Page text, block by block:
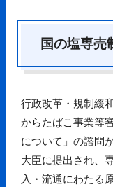
国の塩専売
行政改革・規制緩
からたばこ事業等
について」の諮問
大臣に提出され、
入・流通にわたる